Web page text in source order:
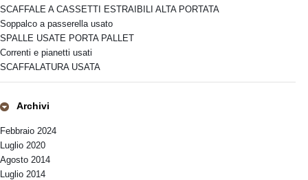
SCAFFALE A CASSETTI ESTRAIBILI ALTA PORTATA
Soppalco a passerella usato
SPALLE USATE PORTA PALLET
Correnti e pianetti usati
SCAFFALATURA USATA
Archivi
Febbraio 2024
Luglio 2020
Agosto 2014
Luglio 2014